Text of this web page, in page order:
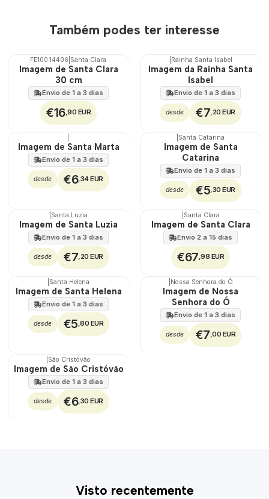
Também podes ter interesse
FE100.14406 Santa Clara
Imagem de Santa Clara
30 cm
Envio de 1 a 3 dias
€16,90 EUR
Rainha Santa Isabel
Imagem da Rainha Santa
Isabel
Envio de 1 a 3 dias
desde €7,20 EUR
Imagem de Santa Marta
Envio de 1 a 3 dias
desde €6,34 EUR
Santa Catarina
Imagem de Santa
Catarina
Envio de 1 a 3 dias
desde €5,30 EUR
Santa Luzia
Imagem de Santa Luzia
Envio de 1 a 3 dias
desde €7,20 EUR
🇵🇹
100%
Santa Clara
Imagem de Santa Clara
Envio 2 a 15 dias
€67,98 EUR
Santa Helena
Imagem de Santa Helena
Envio de 1 a 3 dias
desde €5,80 EUR
Nossa Senhora do Ó
Imagem de Nossa
Senhora do Ó
Envio de 1 a 3 dias
desde €7,00 EUR
São Cristóvão
Imagem de São Cristóvão
Envio de 1 a 3 dias
desde €6,30 EUR
Visto recentemente